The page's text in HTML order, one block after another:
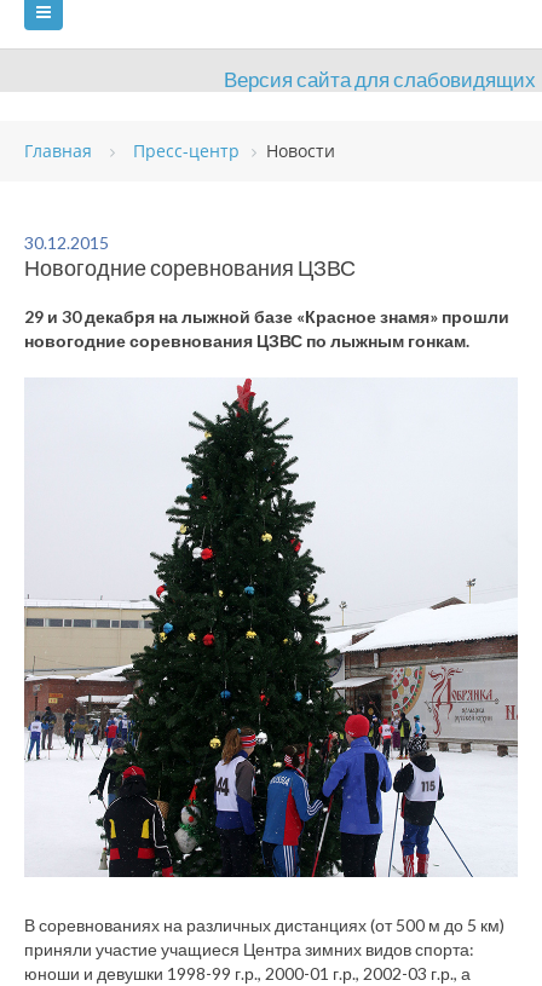
Версия сайта для слабовидящих
ГЛАВНАЯ
ВИДЫ СПОРТА
ОЦЕНКА КАЧЕСТВА ОБРАЗОВАНИЯ ВАКАНСИИ
КОНТАКТЫ
Главная Пресс-центр Новости
30.12.2015
Новогодние соревнования ЦЗВС
29 и 30 декабря на лыжной базе «Красное знамя» прошли
новогодние соревнования ЦЗВС по лыжным гонкам.
В соревнованиях на различных дистанциях (от 500 м до 5 км)
приняли участие учащиеся Центра зимних видов спорта:
юноши и девушки 1998-99 г.р., 2000-01 г.р., 2002-03 г.р., а